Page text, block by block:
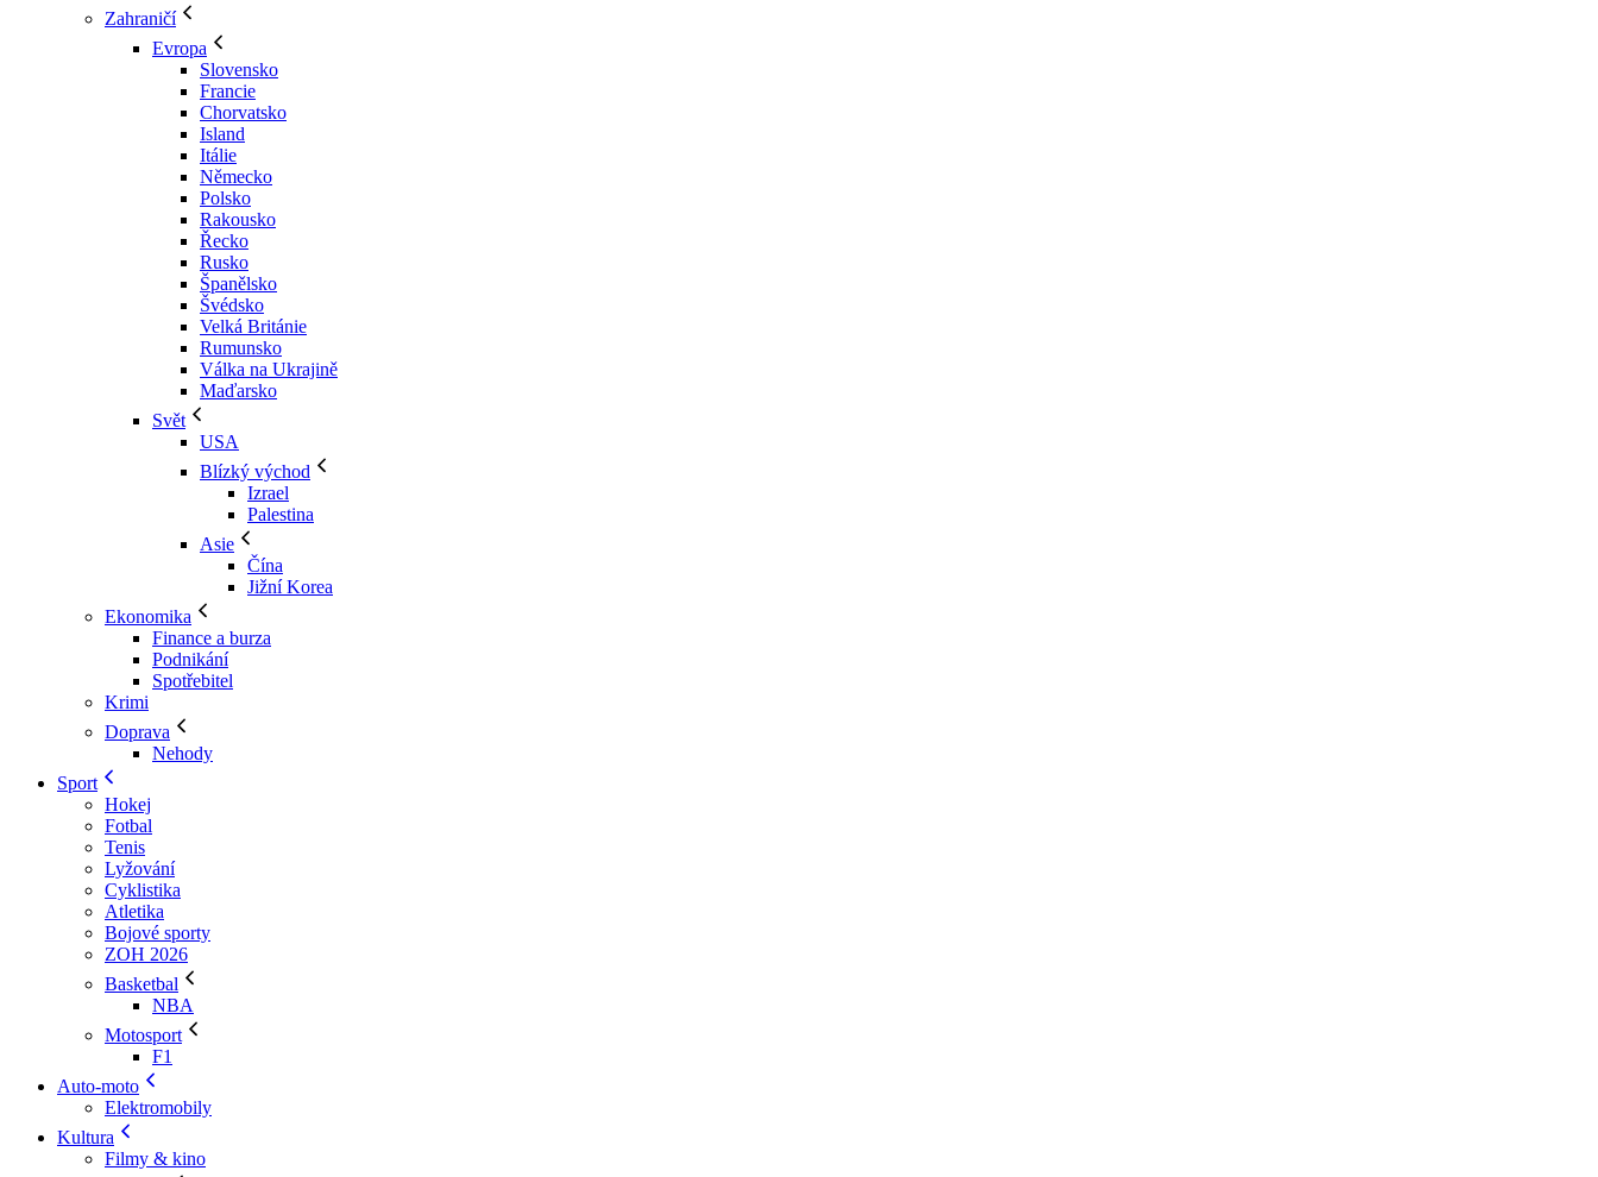
Zahraničí
Evropa
Slovensko
Francie
Chorvatsko
Island
Itálie
Německo
Polsko
Rakousko
Řecko
Rusko
Španělsko
Švédsko
Velká Británie
Rumunsko
Válka na Ukrajině
Maďarsko
Svět
USA
Blízký východ
Izrael
Palestina
Asie
Čína
Jižní Korea
Ekonomika
Finance a burza
Podnikání
Spotřebitel
Krimi
Doprava
Nehody
Sport
Hokej
Fotbal
Tenis
Lyžování
Cyklistika
Atletika
Bojové sporty
ZOH 2026
Basketbal
NBA
Motosport
F1
Auto-moto
Elektromobily
Kultura
Filmy & kino